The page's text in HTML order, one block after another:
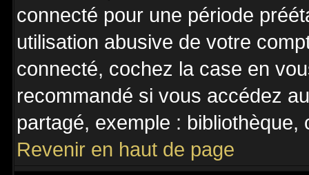
connecté pour une période
utilisation abusive de votre
connecté, cochez la case en
recommandé si vous accédez
partagé, exemple :
Revenir en haut de page